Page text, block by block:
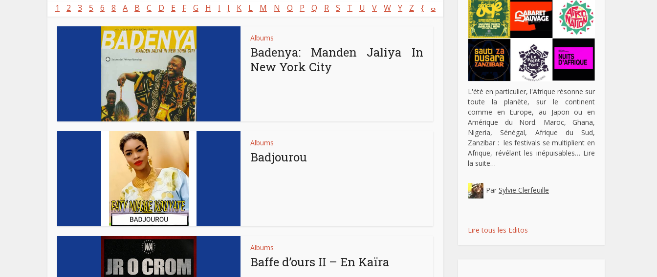
1 2 3 5 6 8 A B C D E F G H I J K L M N O P Q R S T U V W Y Z { ⴰ
Albums
Badenya: Manden Jaliya In
New York City
Albums
Badjourou
Albums
Baffe d’ours II – En Kaïra
L'été en particulier, l'Afrique résonne sur
toute la planète, sur le continent
comme en Europe, au Japon ou en
Amérique du Nord. Maroc, Ghana,
Nigeria, Sénégal, Afrique du Sud,
Zanzibar : les festivals se multiplient en
Afrique, révélant les inépuisables… Lire
la suite…
Par Sylvie Clerfeuille
Lire tous les Editos